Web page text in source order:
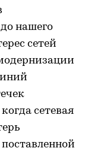
нашего
сетей
сетевая